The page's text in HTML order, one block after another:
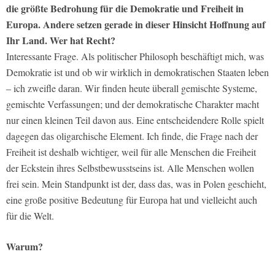
die größte Bedrohung für die Demokratie und Freiheit in
Europa. Andere setzen gerade in dieser Hinsicht Hoffnung auf
Ihr Land. Wer hat Recht?
Interessante Frage. Als politischer Philosoph beschäftigt mich, was
Demokratie ist und ob wir wirklich in demokratischen Staaten leben
– ich zweifle daran. Wir finden heute überall gemischte Systeme,
gemischte Verfassungen; und der demokratische Charakter macht
nur einen kleinen Teil davon aus. Eine entscheidendere Rolle spielt
dagegen das oligarchische Element. Ich finde, die Frage nach der
Freiheit ist deshalb wichtiger, weil für alle Menschen die Freiheit
der Eckstein ihres Selbstbewusstseins ist. Alle Menschen wollen
frei sein. Mein Standpunkt ist der, dass das, was in Polen geschieht,
eine große positive Bedeutung für Europa hat und vielleicht auch
für die Welt.
Warum?